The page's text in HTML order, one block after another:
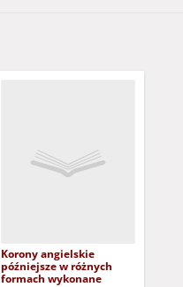
Korony angielskie
późniejsze w różnych
formach wykonane